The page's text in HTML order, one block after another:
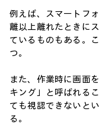
例えば、スマートフ
離以上離れたときに
ているものもある。
つ。
また、作業時に画面
キング」と呼ばれる
ても視認できないと
る。